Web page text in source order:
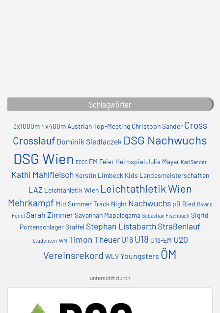
Schlagwörter
3x1000m 4x400m Austrian Top-Meeting Christoph Sander Cross
Crosslauf Dominik Siedlaczek DSG Nachwuchs
DSG Wien ECCC EM Feier Heimspiel Julia Mayer Karl Sander
Kathi Mahlfleisch Kerstin Limbeck Kids Landesmeisterschaften
LAZ Leichtahletik Wien Leichtathletik Wien
Mehrkampf Mid Summer Track Night Nachwuchs pB Ried Roland
Fencl Sarah Zimmer Savannah Mapalagama Sebastian Fischbach Sigrid
PortenschlagerStaffel Stephan ListabarthStraßenlauf
Studenten-WM Timon Theuer U16 U18 U18-EM U20
Vereinsrekord WLVYoungsters ÖM
untersützt durch